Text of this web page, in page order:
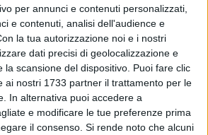
per annunci e contenuti personalizzati,
e contenuti, analisi dell'audience e
la tua autorizzazione noi e i nostri
dati precisi di geolocalizzazione e
la scansione del dispositivo. Puoi fare clic
ai nostri 1733 partner il trattamento per le
In alternativa puoi accedere a
e modificare le tue preferenze prima
il consenso. Si rende noto che alcuni
2019
Puglia, cordoglio per la perdita della
del consigliere Zinni
2019
maltrattati, Conca (M5S):
l'utilizzo della tecnologia»